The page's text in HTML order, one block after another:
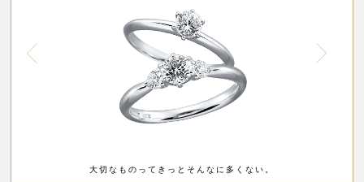
大切なものってきっとそんなに多くない。